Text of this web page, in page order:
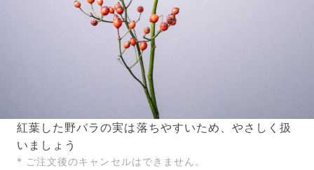
紅葉した野バラの実は落ちやすいため、やさしく扱
いましょう
* ご注文後のキャンセルはできません。